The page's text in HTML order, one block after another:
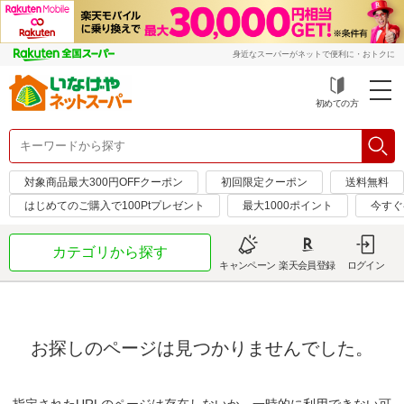
身近なスーパーがネットで便利に・おトクに
初めての方
対象商品最大300円OFFクーポン 初回限定クーポン
送料無料
はじめてのご購入で100Ptプレゼント
最大1000ポイント 今す
カテゴリから探す
キャンペーン 楽天会員登録 ログイン
お探しのページは見つかりませんでした。